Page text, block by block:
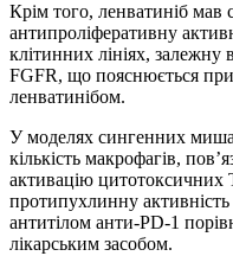
Крім того, ленватиніб мав
антипроліферативну
клітинних лініях, залежну
FGFR, що пояснюється
ленватинібом.
У моделях сингенних
кількість макрофагів,
активацію цитотоксичних
протипухлинну
антитілом анти-PD-1
лікарським засобом.